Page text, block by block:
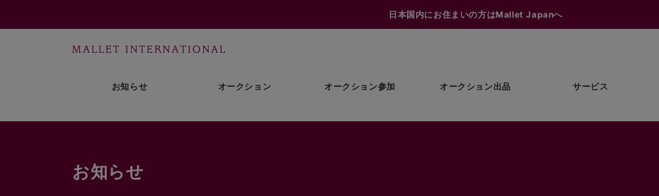
日本国内にお住まいの方はMallet Japanへ
お知らせ オークション オークション参加 オークション出品 サービス
お知らせ